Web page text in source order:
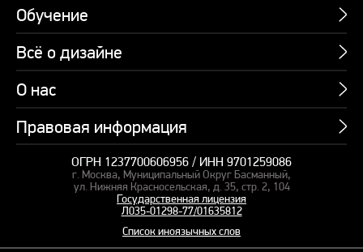
Обучение
Курсы
Пакетные предложения
Профессии
Подарочные сертификаты
Корпоративное обучение
Курсы для сотрудников
Пакетные предложения
Всё о дизайне
Учебник по презентациям
Банк слайдов
Вебинары
Студия дизайна
Заказать презентацию
О нас
Об академии
СМИ о нас
Правовая информация
Карта сайта
Оферта и лицензия
Политика конфиденциальности
ОГРН 1237700606956 / ИНН 9701259086
г. Москва, Муниципальный Округ Басманный,
ул. Нижняя Красносельская, д. 35, стр. 2, 104
Государственная лицензия
Л035-01298-77/01635812
Список иноязычных слов